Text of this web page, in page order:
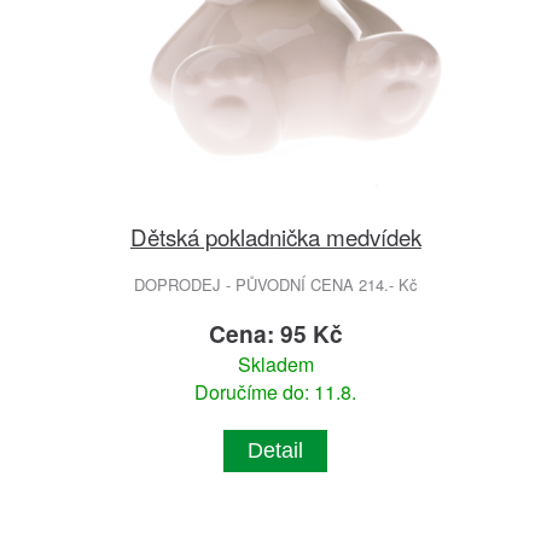
Dětská pokladnička medvídek
DOPRODEJ - PŮVODNÍ CENA 214.- Kč
Cena: 95 Kč
Skladem
Doručíme do: 11.8.
Detail